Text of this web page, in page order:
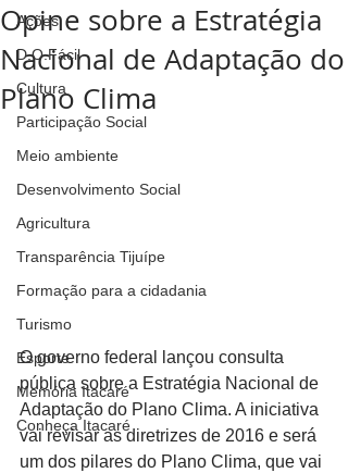
Ações
D.O.Fácil
Cultura
Participação Social
Meio ambiente
Desenvolvimento Social
Agricultura
Transparência Tijuípe
Formação para a cidadania
Turismo
Esporte
Memória Itacaré
Conheça Itacaré
Opine sobre a Estratégia
Nacional de Adaptação do
Plano Clima
O governo federal lançou consulta
pública sobre a Estratégia Nacional de
Adaptação do Plano Clima. A iniciativa
vai revisar as diretrizes de 2016 e será
um dos pilares do Plano Clima, que vai